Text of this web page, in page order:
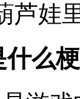
芦娃
么